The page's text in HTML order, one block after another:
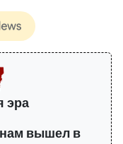
эра
вышел в